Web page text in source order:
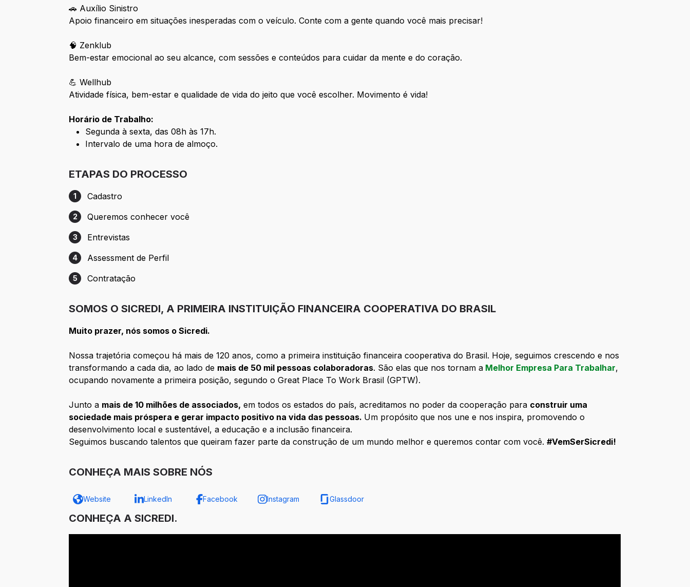
🚗 Auxílio Sinistro
Apoio financeiro em situações inesperadas com o veículo. Conte com a gente quando você mais precisar!
🧠 Zenklub
Bem-estar emocional ao seu alcance, com sessões e conteúdos para cuidar da mente e do coração.
💪 Wellhub
Atividade física, bem-estar e qualidade de vida do jeito que você escolher. Movimento é vida!
Horário de Trabalho:
Segunda à sexta, das 08h às 17h.
Intervalo de uma hora de almoço.
ETAPAS DO PROCESSO
Etapa 1: Cadastro
1 Cadastro
Etapa 2: Queremos conhecer você
2 Queremos conhecer você
Etapa 3: Entrevistas
3 Entrevistas
Etapa 4: Assessment de Perfil
4 Assessment de Perfil
Etapa 5: Contratação
5 Contratação
SOMOS O SICREDI, A PRIMEIRA INSTITUIÇÃO FINANCEIRA COOPERATIVA DO BRASIL
Muito prazer, nós somos o Sicredi.
Nossa trajetória começou há mais de 120 anos, como a primeira instituição financeira cooperativa do Brasil. Hoje, seguimos crescendo e nos
transformando a cada dia, ao lado de mais de 50 mil pessoas colaboradoras. São elas que nos tornam a Melhor Empresa Para Trabalhar,
ocupando novamente a primeira posição, segundo o Great Place To Work Brasil (GPTW).
Junto a mais de 10 milhões de associados, em todos os estados do país, acreditamos no poder da cooperação para construir uma
sociedade mais próspera e gerar impacto positivo na vida das pessoas. Um propósito que nos une e nos inspira, promovendo o
desenvolvimento local e sustentável, a educação e a inclusão financeira.
Seguimos buscando talentos que queiram fazer parte da construção de um mundo melhor e queremos contar com você.#VemSerSicredi!
CONHEÇA MAIS SOBRE NÓS
Website LinkedIn Facebook Instagram Glassdoor
CONHEÇA A SICREDI.